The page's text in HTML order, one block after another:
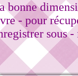
bonne
- pour
sous -